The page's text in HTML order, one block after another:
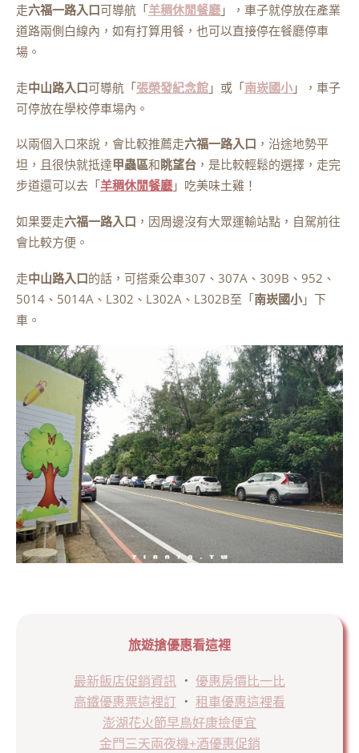
走六福一路入口可導航「羊稠休閒餐廳 」，車子就停放在產業
道路兩側白線內，如有打算用餐，也可以直接停在餐廳停車
場。
走中山路入口可導航「張榮發紀念館 」或「南崁國小 」，車子
可停放在學校停車場內。
以兩個入口來說，會比較推薦走六福一路入口 ，沿途地勢平
坦，且很快就抵達甲蟲區和眺望台 ，是比較輕鬆的選擇，走完
步道還可以去「羊稠休閒餐廳 」吃美味土雞！
如果要走六福一路入口 ，因周邊沒有大眾運輸站點，自駕前往
會比較方便。
走中山路入口的話，可搭乘公車307、307A、309B、952、
5014、5014A、L302、L302A、L302B至「南崁國小 」下
車。
旅遊搶優惠看這裡
最新飯店促銷資訊 ． 優惠房價比一比
高鐵優惠票這裡訂 ． 租車優惠這裡看
澎湖花火節早鳥好康撿便宜
金門三天兩夜機+酒優惠促銷